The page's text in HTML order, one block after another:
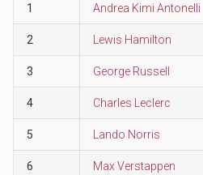
1 Andrea Kimi Antonelli
2 Lewis Hamilton
3 George Russell
4 Charles Leclerc
5 Lando Norris
6 Max Verstappen